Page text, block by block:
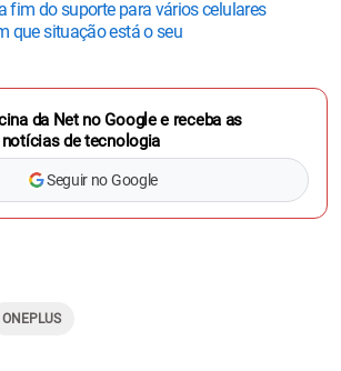
fim do suporte para vários celulares
que situação está o seu
da Net no Google e receba as
de tecnologia
Seguir no Google
ONEPLUS